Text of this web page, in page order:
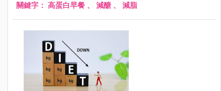
關鍵字： 高蛋白早餐 、 減醣、 減脂